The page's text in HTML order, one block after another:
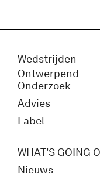
Wedstrijden
Ontwerpend
Onderzoek
Advies
Label
WHAT'S GOING
Nieuws